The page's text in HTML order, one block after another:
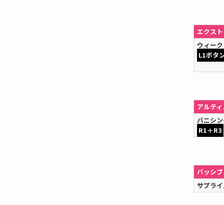
エクス
ウィー
L1ボタ
アルテ
バニシ
R1＋R3
パッシ
サプラ